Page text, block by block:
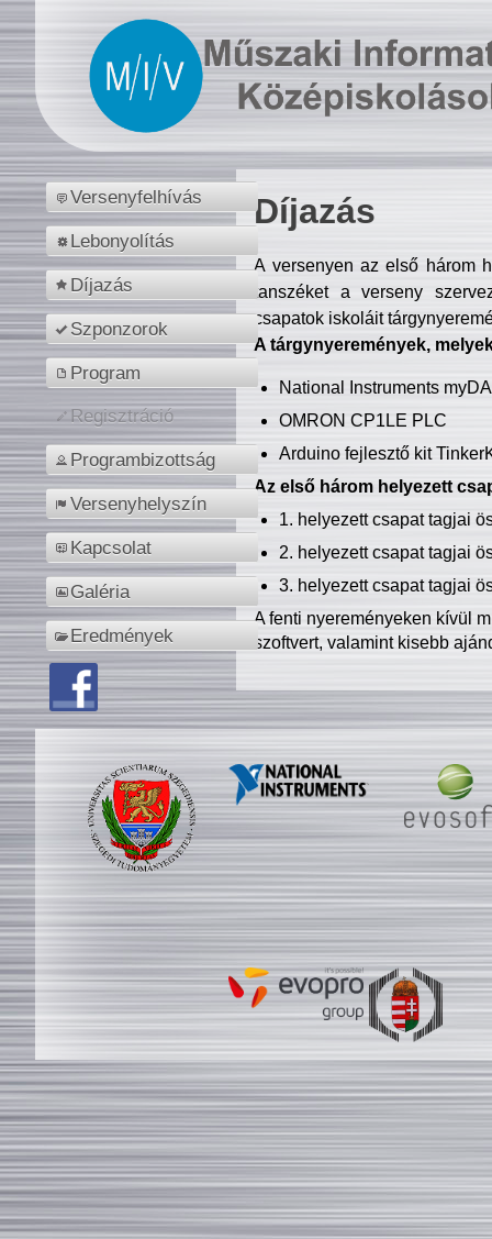
Versenyfelhívás
Lebonyolítás
Díjazás
Szponzorok
Program
Regisztráció
Programbizottság
Versenyhelyszín
Kapcsolat
Galéria
Eredmények
Díjazás
A versenyen az első három
tanszéket a verseny
csapatok iskoláit
A tárgynyeremények,
National Instruments
OMRON CP1LE PLC
Arduino fejlesztő kit
Az első három helyezett
1. helyezett csapat tagjai
2. helyezett csapat tagjai
3. helyezett csapat tagjai
A fenti nyereményeken kívül
szoftvert, valamint kisebb